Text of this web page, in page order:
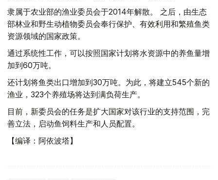
隶属于农业部的渔业委员会于2014年解散。 之后，由生态
部林业和野生动植物委员会奉行保护、有效利用和繁殖鱼类
资源领域的国家政策。
通过系统性工作，可以按照国家计划将水资源中的养鱼量增
加到60万吨。
还计划将鱼类出口增加到30万吨。为此，将建立545个新的
渔业，323个养殖场将达到满负荷生产。
目前，新委员会的任务是扩大国家对该行业的支持范围，完
善立法，启动鱼饲料生产和人员配置。
【编译：阿依波塔】